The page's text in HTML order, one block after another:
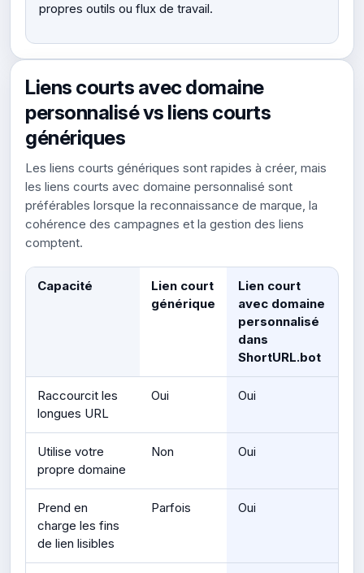
propres outils ou flux de travail.
Liens courts avec domaine
personnalisé vs liens courts
génériques
Les liens courts génériques sont rapides à créer, mais
les liens courts avec domaine personnalisé sont
préférables lorsque la reconnaissance de marque, la
cohérence des campagnes et la gestion des liens
comptent.
Capacité
Lien court
générique
Lien court
avec domaine
personnalisé
dans
ShortURL.bot
Raccourcit les
longues URL
Oui Oui
Utilise votre
propre domaine
Non Oui
Prend en
charge les fins
de lien lisibles
Parfois Oui